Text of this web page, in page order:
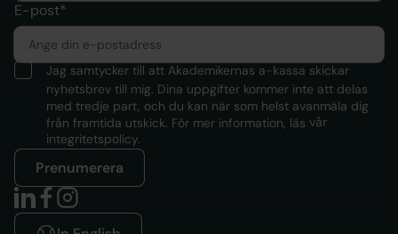
E-post*
Jag samtycker till att Akademikernas a-kassa skickar
nyhetsbrev till mig. Dina uppgifter kommer inte att delas
med tredje part, och du kan när som helst avanmäla dig
från framtida utskick. För mer information, läs vår
integritetspolicy.
Prenumerera